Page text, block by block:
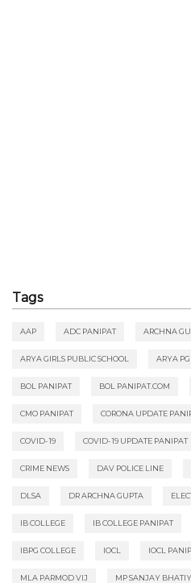
Tags
AAP ADC PANIPAT ARCHNA
ARYA GIRLS PUBLIC SCHOOL ARYA
BOL PANIPAT BOL PANIPAT.COM
CMO PANIPAT CORONA UPDATE
COVID-19 COVID-19 UPDATE PANIPAT
CRIME NEWS DAV POLICE LINE
DLSA DR ARCHNA GUPTA
IB COLLEGE IB COLLEGE PANIPAT
IBPG COLLEGE IOCL IOCL
MLA PARMOD VIJ MP SANJAY